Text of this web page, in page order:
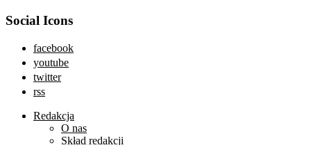
Social Icons
facebook
youtube
twitter
rss
Redakcja
O nas
Skład redakcji